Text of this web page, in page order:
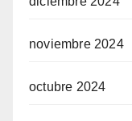
noviembre 2024
octubre 2024